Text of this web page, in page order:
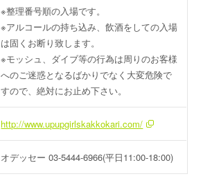
※整理番号順の入場です。
※アルコールの持ち込み、飲酒をしての入場
は固くお断り致します。
※モッシュ、ダイブ等の行為は周りのお客様
へのご迷惑となるばかりでなく大変危険で
すので、絶対にお止め下さい。
http://www.upupgirlskakkokari.com/
オデッセー 03-5444-6966(平日11:00-18:00)